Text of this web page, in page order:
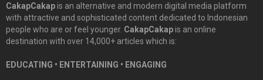
CakapCakapis an alternative and modern digital media platform
with attractive and sophisticated content dedicated to Indonesian
people who are or feel younger. CakapCakapis an online
destination with over 14,000+ articles which is:
EDUCATING • ENTERTAINING • ENGAGING